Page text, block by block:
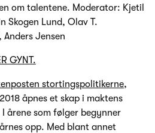
om talentene. Moderator: Kjetil
Skogen Lund, Olav T.
Anders Jensen
GYNT.
stortingspolitikerne,
åpnes et skap i maktens
årene som følger begynner
opp. Med blant annet